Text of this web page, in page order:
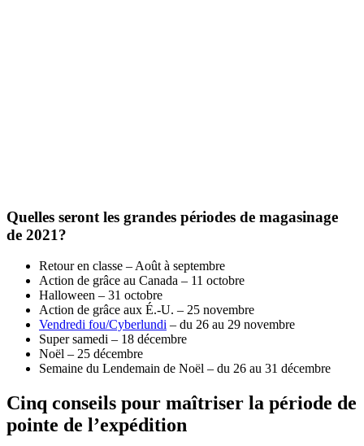
Quelles seront les grandes périodes de magasinage
de 2021?
Retour en classe – Août à septembre
Action de grâce au Canada – 11 octobre
Halloween – 31 octobre
Action de grâce aux É.-U. – 25 novembre
Vendredi fou/Cyberlundi – du 26 au 29 novembre
Super samedi – 18 décembre
Noël – 25 décembre
Semaine du Lendemain de Noël – du 26 au 31 décembre
Cinq conseils pour maîtriser la période de
pointe de l’expédition